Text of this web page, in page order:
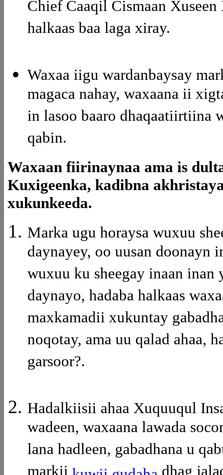
Chief Caaqil Cismaan
halkaas baa laga xiray.
Waxaa iigu wardanbaysay
magaca nahay, waxaana ii
in lasoo baaro dhaqaatiirtiina
qabin.
Waxaan fiirinaynaa ama is
Kuxigeenka, kadibna
xukunkeeda.
Marka ugu horaysa wuxuu
daynayey, oo uusan doonayn
wuxuu ku sheegay inaan
daynayo, hadaba halkaas
maxkamadii xukuntay
noqotay, ama uu qalad ahaa,
garsoor?.
Hadalkiisii ahaa Xuquuqul
wadeen, waxaana lawada
lana hadleen, gabadhana u